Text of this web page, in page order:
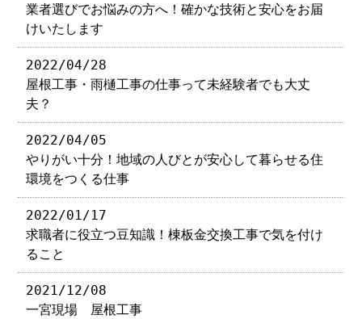
業者選びでお悩みの方へ！確かな技術と安心をお届
けいたします
2022/04/28
屋根工事・雨樋工事の仕事って未経験者でも大丈
夫？
2022/04/05
やりがい十分！地域の人びとが安心して暮らせる住
環境をつくる仕事
2022/01/17
求職者に役立つ豆知識！棟板金交換工事で気を付け
ること
2021/12/08
一宮現場 屋根工事